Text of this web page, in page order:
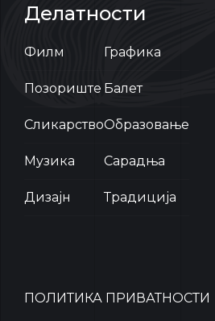
Делатности
Филм
Позориште
Сликарство
Музика
Дизајн
Графика
Балет
Образовање
Сарадња
Традиција
ПОЛИТИКА ПРИВАТНОСТИ